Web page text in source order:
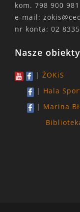
kom. 798 900 981
e-mail:
nr konta: 02
Nasze obiekty
| ŻOKiS
| Hala
| Marina